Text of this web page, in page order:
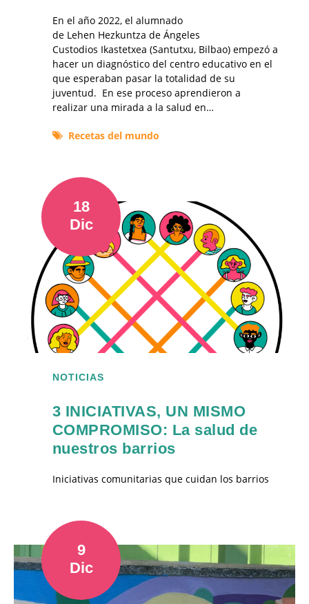
En el año 2022, el alumnado
de Lehen Hezkuntza de Ángeles
Custodios Ikastetxea (Santutxu, Bilbao) empezó a
hacer un diagnóstico del centro educativo en el
que esperaban pasar la totalidad de su
juventud. En ese proceso aprendieron a
realizar una mirada a la salud en…
Recetas del mundo
18
Dic
NOTICIAS
3 INICIATIVAS, UN MISMO
COMPROMISO: La salud de
nuestros barrios
Iniciativas comunitarias que cuidan los barrios
9
Dic